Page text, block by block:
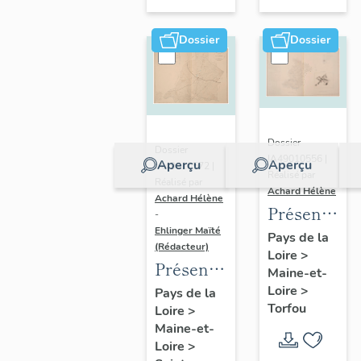
sur-
Moine
Dossier
Aperçu
IA49010572 |
Achard Hélène
-
Ehlinger Maïté
(Rédacteur)
Présentation
du
patrimoine
industriel
Pays de la
Loire >
Maine-et-
Loire >
Dossier
Aperçu
Dossier
IA49010556 |
Réalisé par
Achard Hélène
du
patrimoine
industriel
de la
commune
de
Pays de la
Loire >
Maine-et-
Loire >
Torfou